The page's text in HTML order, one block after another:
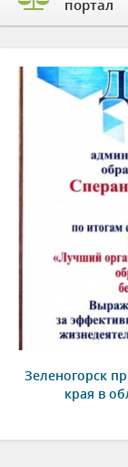
портал
Зеленогорск
края в